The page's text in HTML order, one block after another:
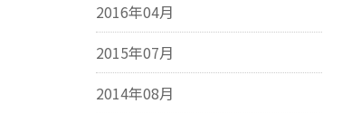
2016年04月
2015年07月
2014年08月